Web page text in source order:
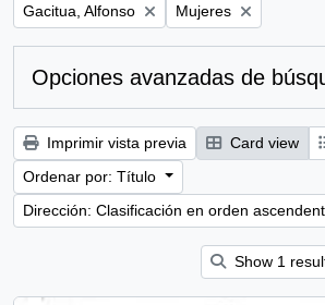
Remove filter:
Gacitua, Alfonso Remove filter:
Mujeres
Opciones avanzadas de
Imprimir vista previa Card view
Ordenar por: Título
Dirección: Clasificación en orden
Show 1